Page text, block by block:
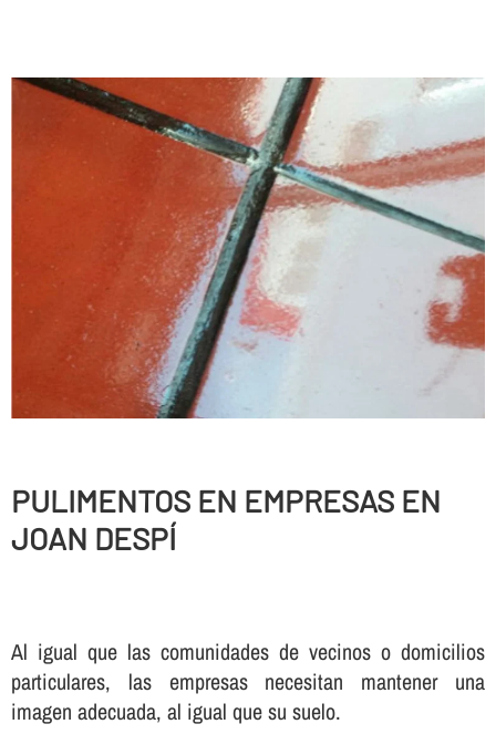
PULIMENTOS EN EMPRESAS EN
JOAN DESPÍ
Al igual que las comunidades de vecinos o domicilios
particulares, las empresas necesitan mantener una
imagen adecuada, al igual que su suelo.